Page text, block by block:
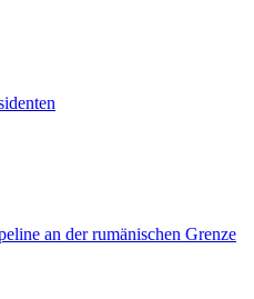
an der rumänischen Grenze